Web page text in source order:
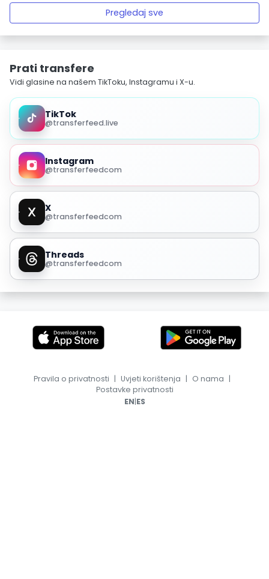
Pregledaj sve
Prati transfere
Vidi glasine na našem TikToku, Instagramu i X-u.
TikTok
@transferfeed.live
Instagram
@transferfeedcom
X
@transferfeedcom
Threads
@transferfeedcom
Pravila o privatnosti | Uvjeti korištenja | O nama |
Postavke privatnosti
EN|ES